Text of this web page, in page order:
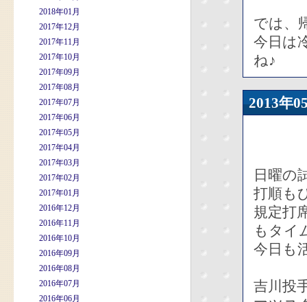
2018年01月
2017年12月
2017年11月
2017年10月
2017年09月
2017年08月
2017年07月
2017年06月
2017年05月
2017年04月
2017年03月
2017年02月
2017年01月
2016年12月
2016年11月
2016年10月
2016年09月
2016年08月
2016年07月
2016年06月
では、
今日は
ね♪
2013年
日曜の
打順も
規定打
もタイ
今日も
吉川投